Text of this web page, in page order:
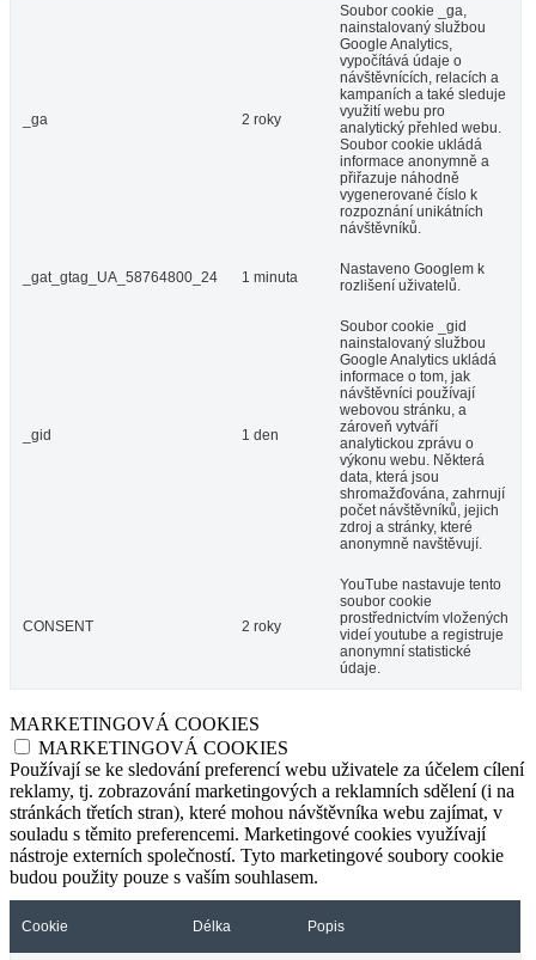
_ga 2 roky
Soubor cookie _ga,
nainstalovaný službou
Google Analytics,
vypočítává údaje o
návštěvnících, relacích a
kampaních a také sleduje
využití webu pro
analytický přehled webu.
Soubor cookie ukládá
informace anonymně a
přiřazuje náhodně
vygenerované číslo k
rozpoznání unikátních
návštěvníků.
_gat_gtag_UA_58764800_24 1 minuta
Nastaveno Googlem k
rozlišení uživatelů.
_gid 1 den
Soubor cookie _gid
nainstalovaný službou
Google Analytics ukládá
informace o tom, jak
návštěvníci používají
webovou stránku, a
zároveň vytváří
analytickou zprávu o
výkonu webu. Některá
data, která jsou
shromažďována, zahrnují
počet návštěvníků, jejich
zdroj a stránky, které
anonymně navštěvují.
CONSENT 2 roky
YouTube nastavuje tento
soubor cookie
prostřednictvím vložených
videí youtube a registruje
anonymní statistické
údaje.
MARKETINGOVÁ COOKIES
MARKETINGOVÁ COOKIES
Používají se ke sledování preferencí webu uživatele za účelem cílení
reklamy, tj. zobrazování marketingových a reklamních sdělení (i na
stránkách třetích stran), které mohou návštěvníka webu zajímat, v
souladu s těmito preferencemi. Marketingové cookies využívají
nástroje externích společností. Tyto marketingové soubory cookie
budou použity pouze s vaším souhlasem.
Cookie Délka Popis